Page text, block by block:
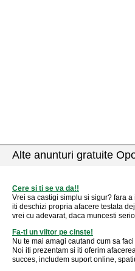
Alte anunturi gratuite
Cere si ti se va da!!
Vrei sa castigi simplu si sigur? fara a
iti deschizi propria afacere testata
vrei cu adevarat, daca muncesti
Fa-ti un viitor pe cinste!
Nu te mai amagi cautand cum sa
Noi iti prezentam si iti oferim
succes, includem suport online,